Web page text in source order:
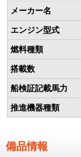
メーカー名
エンジン型式
燃料種類
搭載数
船検証記載馬力
推進機器種類
備品情報